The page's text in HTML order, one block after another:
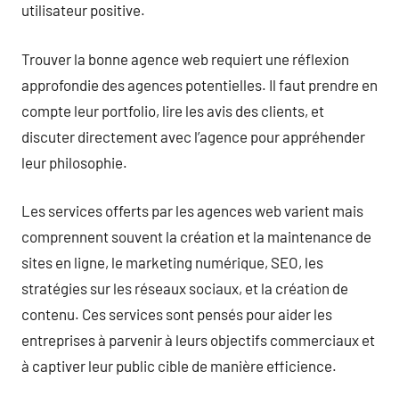
utilisateur positive.
Trouver la bonne agence web requiert une réflexion
approfondie des agences potentielles. Il faut prendre en
compte leur portfolio, lire les avis des clients, et
discuter directement avec l’agence pour appréhender
leur philosophie.
Les services offerts par les agences web varient mais
comprennent souvent la création et la maintenance de
sites en ligne, le marketing numérique, SEO, les
stratégies sur les réseaux sociaux, et la création de
contenu. Ces services sont pensés pour aider les
entreprises à parvenir à leurs objectifs commerciaux et
à captiver leur public cible de manière efficience.